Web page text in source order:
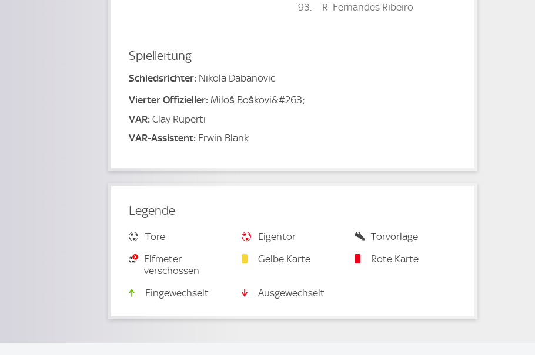
93
R Fernandes Ribeiro
Spielleitung
Schiedsrichter: Nikola Dabanovic
Vierter Offizieller: Miloš Boškovi&#263;
VAR: Clay Ruperti
VAR-Assistent: Erwin Blank
Legende
Tore Eigentor
Torvorlage
Elfmeter
verschossen
Gelbe Karte Rote Karte
Eingewechselt Ausgewechselt